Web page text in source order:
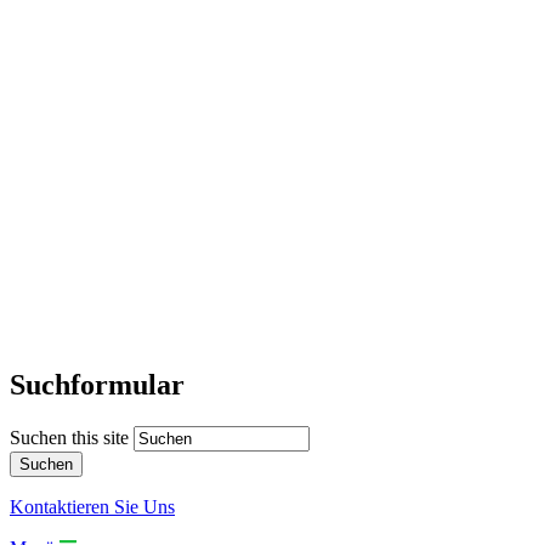
Suchformular
Suchen this site
Kontaktieren Sie Uns